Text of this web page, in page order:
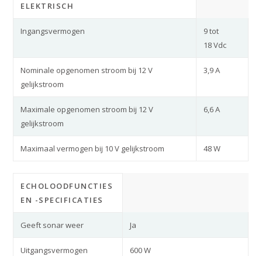
ELEKTRISCH
Ingangsvermogen
9 tot
18 Vdc
Nominale opgenomen stroom bij 12 V
gelijkstroom
3,9 A
Maximale opgenomen stroom bij 12 V
gelijkstroom
6,6 A
Maximaal vermogen bij 10 V gelijkstroom 48 W
ECHOLOODFUNCTIES
EN -SPECIFICATIES
Geeft sonar weer Ja
Uitgangsvermogen 600 W